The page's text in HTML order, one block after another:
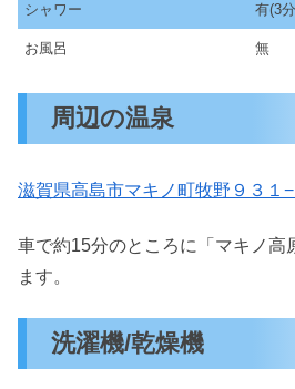
シャワー 有(3
お風呂 無
周辺の温泉
滋賀県高島市マキノ町牧野９３１−
車で約15分のところに「マキノ高
ます。
洗濯機/乾燥機